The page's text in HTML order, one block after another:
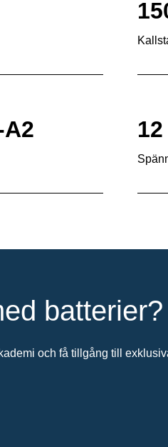
batterier?
och få tillgång till